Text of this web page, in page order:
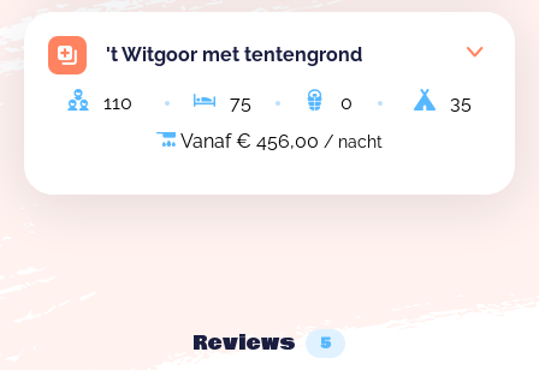
't Witgoor met tentengrond
110 75 0
35
Vanaf € 456,00 / nacht
Reviews 5